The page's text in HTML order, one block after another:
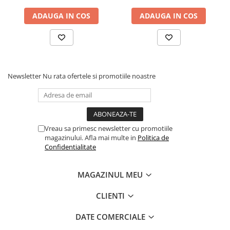
de lut si sa interpreteze Sumeriana si Akkadiana, Sitchin
a bazat seria „Cronicile Pamantului” pe dovezile (texte si
desene) consemnate de civilizatiile antice din Orientul
Apropiat. Cartile lui au fost traduse la nivel mondial,
radio si televiziune. A decedat in 2010 la New York.
ADAUGA IN COS ADAUGA IN COS
Newsletter Nu rata ofertele si promotiile noastre
Vreau sa primesc newsletter cu promotiile
magazinului. Afla mai multe in Politica de
Confidentialitate
MAGAZINUL MEU
CLIENTI
DATE COMERCIALE